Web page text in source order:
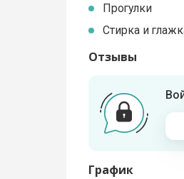
Прогулки
Стирка и
Отзывы
График